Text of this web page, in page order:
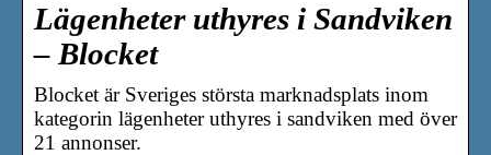
Lägenheter uthyres i Sandviken
– Blocket
Blocket är Sveriges största marknadsplats inom
kategorin lägenheter uthyres i sandviken med över
21 annonser.